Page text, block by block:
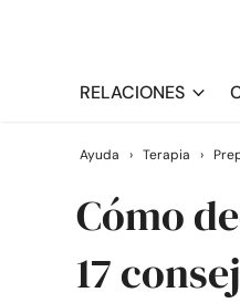
RELACIONES
Ayuda › Terapia ›
Cómo
17